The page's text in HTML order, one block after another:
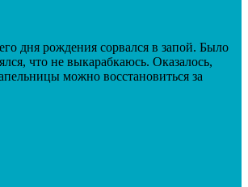
дня рождения сорвался в запой. Было
что не выкарабкаюсь. Оказалось,
можно восстановиться за